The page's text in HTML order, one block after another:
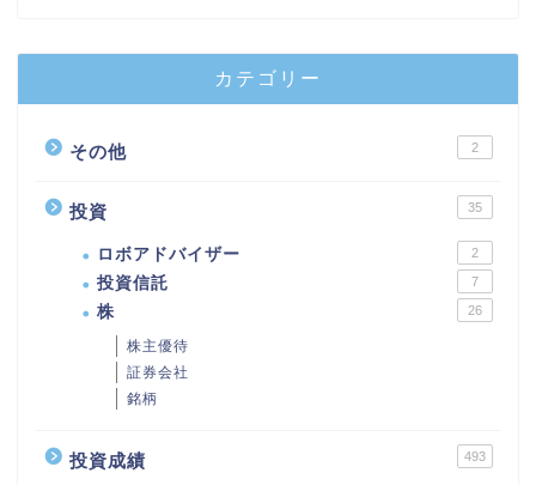
カテゴリー
その他 2
投資 35
ロボアドバイザー 2
投資信託 7
株 26
株主優待
証券会社
銘柄
投資成績 493